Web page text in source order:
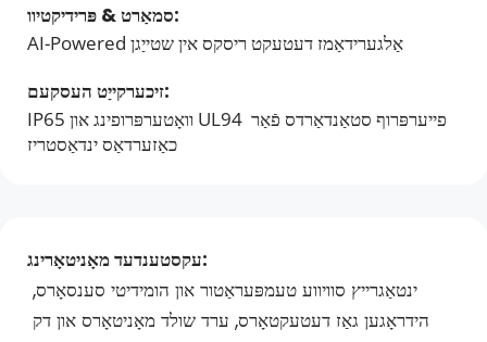
סמאַרט & פּרידיקטיוו:
AI-Powered אַלגערידאַמז דעטעקט ריסקס אין שטייַגן
זיכערקייַט העסקעם:
IP65 וואָטערפּרופינג און UL94 פייערפּרוף סטאַנדאַרדס פֿאַר
כאַזערדאַס ינדאַסטריז
עקסטענדעד מאָניטאָרינג: